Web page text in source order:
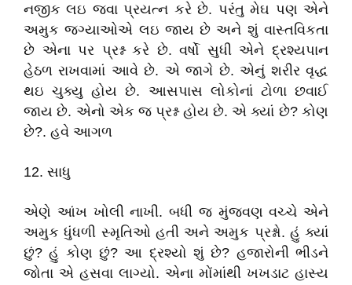
નજીક લઇ જવા પ્રયત્ન કરે છે. પરંતુ મેઘ પણ એને
અમુક જગ્યાઓએ લઇ જાય છે અને શું વાસ્તવિકતા
છે એના પર પ્રશ્ન કરે છે. વર્ષો સુધી એને દ્રશ્યપાન
હેઠળ રાખવામાં આવે છે. એ જાગે છે. એનું શરીર વૃદ્ધ
થઇ ચુક્યુ હોય છે. આસપાસ લોકોનાં ટોળા છવાઈ
જાય છે. એનો એક જ પ્રશ્ન હોય છે. એ ક્યાં છે? કોણ
છે?. હવે આગળ
12. સાધુ
એણે આંખ ખોલી નાખી. બધી જ મુંજવણ વચ્ચે એને
અમુક ધુંધળી સ્મૃતિઓ હતી અને અમુક પ્રશ્નો. હું ક્યાં
છું? હું કોણ છું? આ દ્રશ્યો શું છે? હજારોની ભીડને
જોતા એ હસવા લાગ્યો. એના મોંમાંથી ખખડાટ હાસ્ય